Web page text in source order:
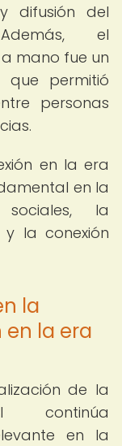
difusión del
el
mano fue un
que permitió
personas
en la era
en la
la
y la conexión
la
la era
de la
continúa
en la